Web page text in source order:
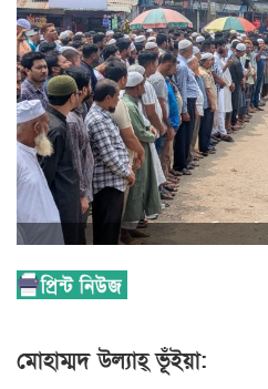
মোহাম্মদ উল্যাহ্ ভূঁইয়া: